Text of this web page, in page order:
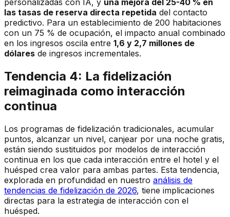
personalizadas con IA, y una mejora del 25-40 % en
las tasas de reserva directa repetida del contacto
predictivo. Para un establecimiento de 200 habitaciones
con un 75 % de ocupación, el impacto anual combinado
en los ingresos oscila entre 1,6 y 2,7 millones de
dólares de ingresos incrementales.
Tendencia 4: La fidelización
reimaginada como interacción
continua
Los programas de fidelización tradicionales, acumular
puntos, alcanzar un nivel, canjear por una noche gratis,
están siendo sustituidos por modelos de interacción
continua en los que cada interacción entre el hotel y el
huésped crea valor para ambas partes. Esta tendencia,
explorada en profundidad en nuestro análisis de
tendencias de fidelización de 2026, tiene implicaciones
directas para la estrategia de interacción con el
huésped.